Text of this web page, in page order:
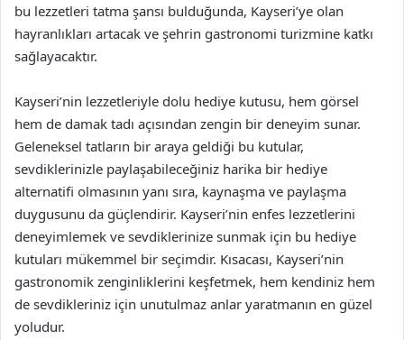
bu lezzetleri tatma şansı bulduğunda, Kayseri’ye olan
hayranlıkları artacak ve şehrin gastronomi turizmine katkı
sağlayacaktır.
Kayseri’nin lezzetleriyle dolu hediye kutusu, hem görsel
hem de damak tadı açısından zengin bir deneyim sunar.
Geleneksel tatların bir araya geldiği bu kutular,
sevdiklerinizle paylaşabileceğiniz harika bir hediye
alternatifi olmasının yanı sıra, kaynaşma ve paylaşma
duygusunu da güçlendirir. Kayseri’nin enfes lezzetlerini
deneyimlemek ve sevdiklerinize sunmak için bu hediye
kutuları mükemmel bir seçimdir. Kısacası, Kayseri’nin
gastronomik zenginliklerini keşfetmek, hem kendiniz hem
de sevdikleriniz için unutulmaz anlar yaratmanın en güzel
yoludur.